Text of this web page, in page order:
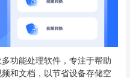
功能处理软件，专注于帮助
和文档，以节省设备存储空